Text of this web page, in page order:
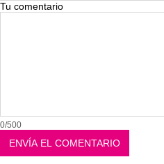
Tu comentario
0/500